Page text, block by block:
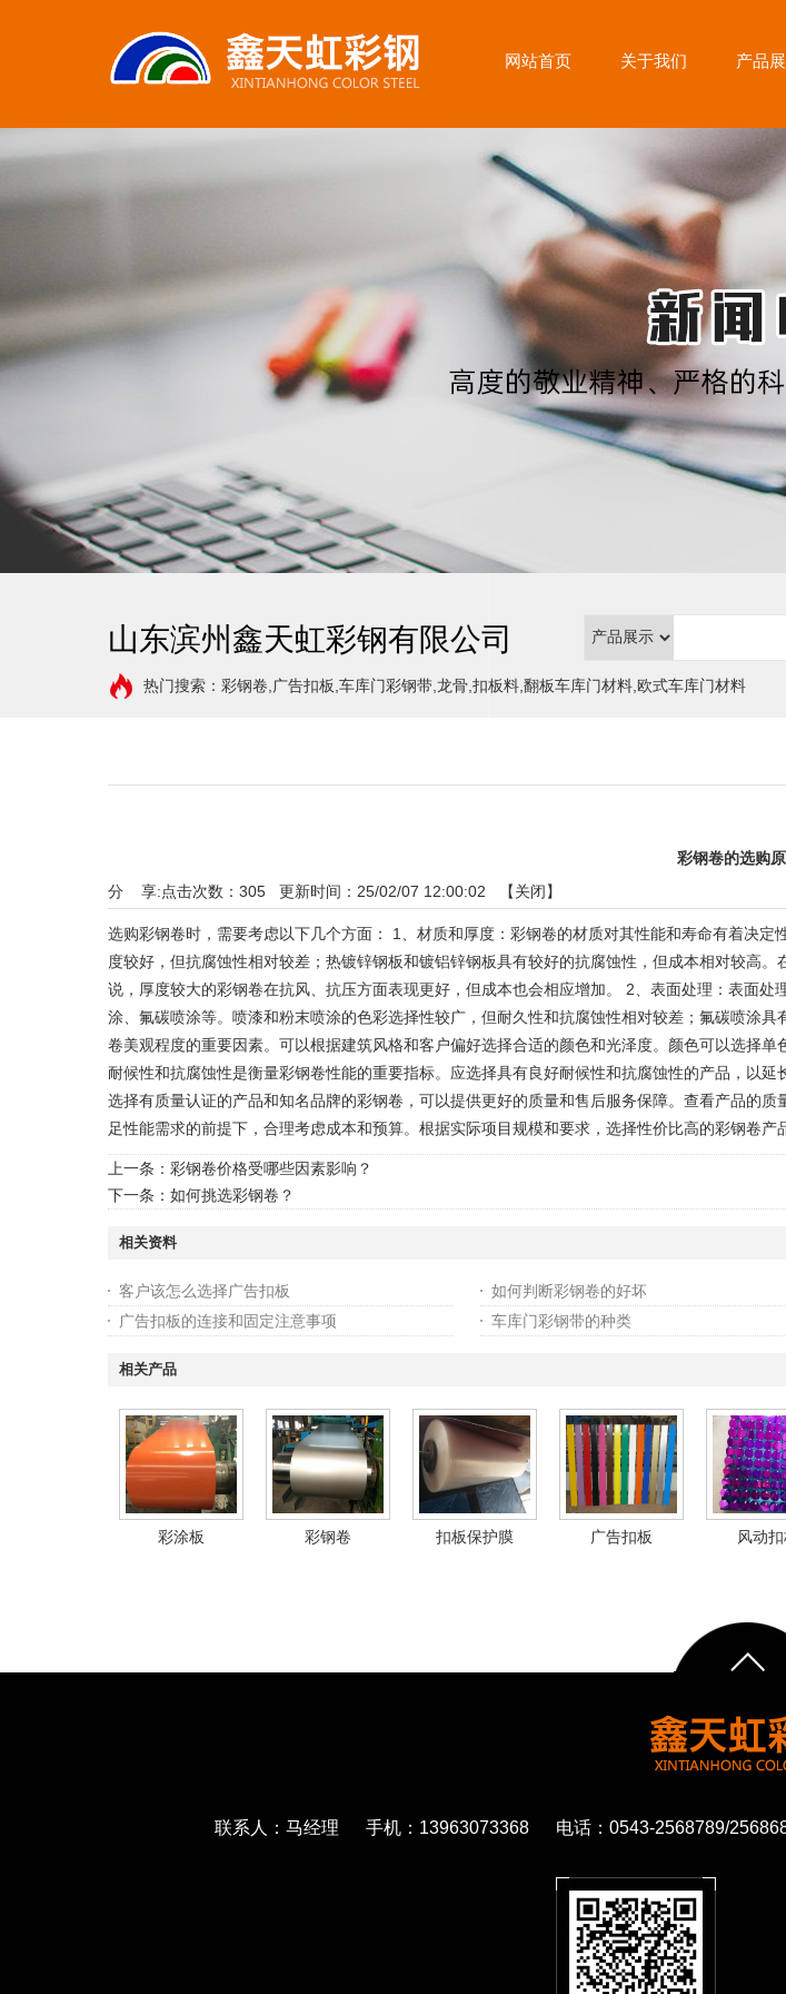
网站首页 关于我们 产品
山东滨州鑫天虹彩钢有限公司
热门搜索：彩钢卷,广告扣板,车库门彩钢带,龙骨,扣板料,翻板车库门材料,欧式车库门材料
彩钢卷的选购原
点击次数： 305 更新时间：25/02/07 12:00:02 【关闭】
分 享:
选购彩钢卷时，需要考虑以下几个方面： 1、材质和厚度：彩钢卷的材质对其性能和寿命有着决
度较好，但抗腐蚀性相对较差；热镀锌钢板和镀铝锌钢板具有较好的抗腐蚀性，但成本相对较高
说，厚度较大的彩钢卷在抗风、抗压方面表现更好，但成本也会相应增加。 2、表面处理：表面
涂、氟碳喷涂等。喷漆和粉末喷涂的色彩选择性较广，但耐久性和抗腐蚀性相对较差；氟碳喷涂
卷美观程度的重要因素。可以根据建筑风格和客户偏好选择合适的颜色和光泽度。颜色可以选择
耐候性和抗腐蚀性是衡量彩钢卷性能的重要指标。应选择具有良好耐候性和抗腐蚀性的产品，以
选择有质量认证的产品和知名品牌的彩钢卷，可以提供更好的质量和售后服务保障。查看产品的
足性能需求的前提下，合理考虑成本和预算。根据实际项目规模和要求，选择性价比高的彩钢卷产
上一条： 彩钢卷价格受哪些因素影响？
下一条： 如何挑选彩钢卷？
相关资料
客户该怎么选择广告扣板 如何判断彩钢卷的好坏
广告扣板的连接和固定注意事项
车库门彩钢带的种类
相关产品
彩涂板 彩钢卷 扣板保护膜 广告扣板 风动扣
联系人：马经理 手机：13963073368 电话：0543-2568789/